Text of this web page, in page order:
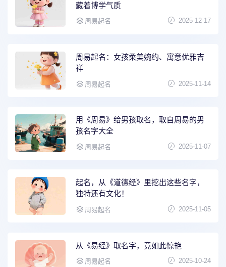
藏着博学气质
周易起名 2025-12-17
周易起名：女孩柔美婉约、寓意优雅吉
祥
周易起名 2025-11-14
用《周易》给男孩取名，取自周易的男
孩名字大全
周易起名 2025-11-07
起名，从《道德经》里挖出这些名字，
独特还有文化！
周易起名 2025-11-05
从《易经》取名字，竟如此惊艳
周易起名 2025-10-24